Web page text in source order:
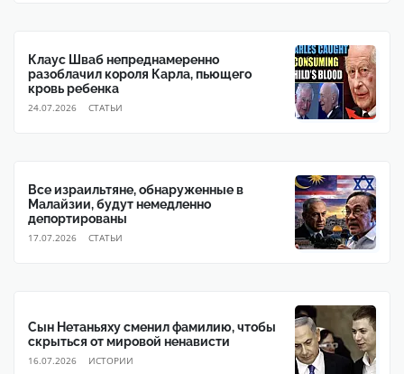
Клаус Шваб непреднамеренно
разоблачил короля Карла, пьющего
кровь ребенка
24.07.2026 CТАТЬИ
Все израильтяне, обнаруженные в
Малайзии, будут немедленно
депортированы
17.07.2026 CТАТЬИ
Сын Нетаньяху сменил фамилию, чтобы
скрыться от мировой ненависти
16.07.2026 ИСТОРИИ